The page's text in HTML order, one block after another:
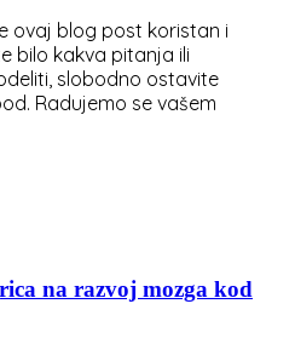
ovaj blog post koristan i
bilo kakva pitanja ili
slobodno ostavite
Radujemo se vašem
na razvoj mozga kod